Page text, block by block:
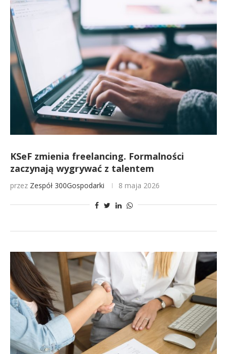
KSeF zmienia freelancing. Formalności
zaczynają wygrywać z talentem
przez Zespół 300Gospodarki 8 maja 2026